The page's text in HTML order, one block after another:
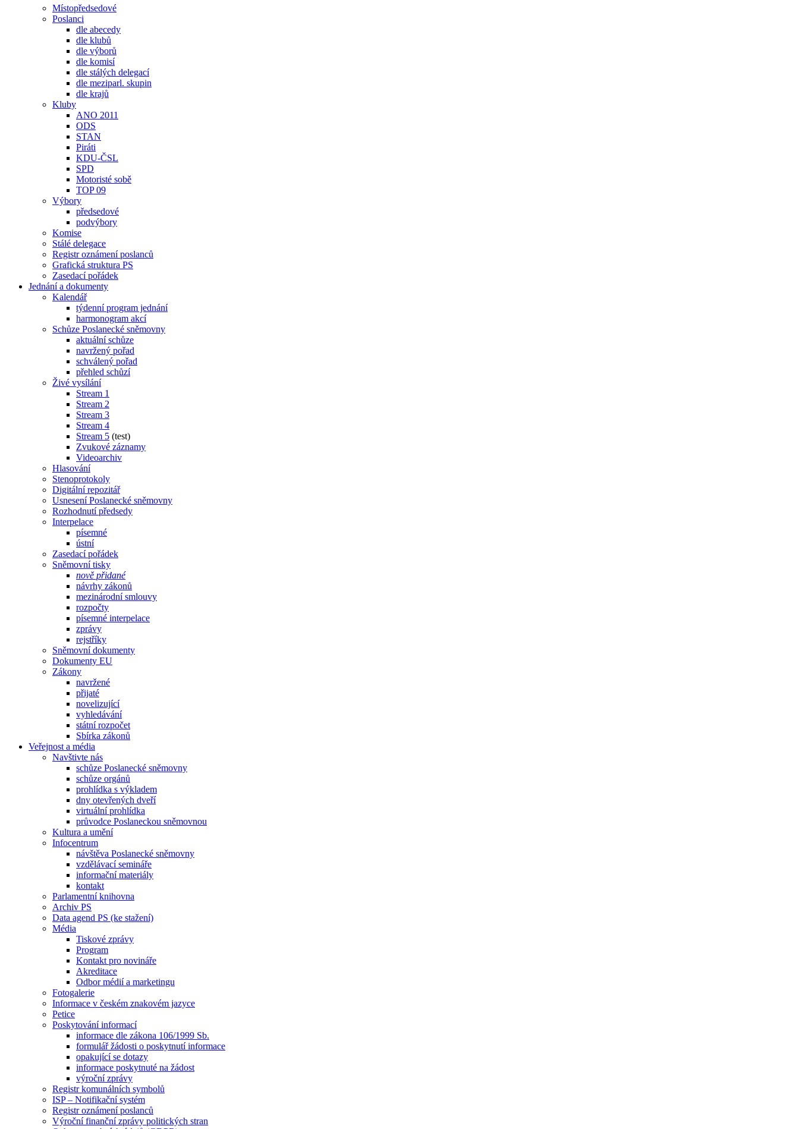
Místopředsedové
Poslanci
dle abecedy
dle klubů
dle výborů
dle komisí
dle stálých delegací
dle meziparl. skupin
dle krajů
Kluby
ANO 2011
ODS
STAN
Piráti
KDU-ČSL
SPD
Motoristé sobě
TOP 09
Výbory
předsedové
podvýbory
Komise
Stálé delegace
Registr oznámení poslanců
Grafická struktura PS
Zasedací pořádek
Jednání a dokumenty
Kalendář
týdenní program jednání
harmonogram akcí
Schůze Poslanecké sněmovny
aktuální schůze
navržený pořad
schválený pořad
přehled schůzí
Živé vysílání
Stream 1
Stream 2
Stream 3
Stream 4
Stream 5 (test)
Zvukové záznamy
Videoarchiv
Hlasování
Stenoprotokoly
Digitální repozitář
Usnesení Poslanecké sněmovny
Rozhodnutí předsedy
Interpelace
písemné
ústní
Zasedací pořádek
Sněmovní tisky
nově přidané
návrhy zákonů
mezinárodní smlouvy
rozpočty
písemné interpelace
zprávy
rejstříky
Sněmovní dokumenty
Dokumenty EU
Zákony
navržené
přijaté
novelizující
vyhledávání
státní rozpočet
Sbírka zákonů
Veřejnost a média
Navštivte nás
schůze Poslanecké sněmovny
schůze orgánů
prohlídka s výkladem
dny otevřených dveří
virtuální prohlídka
průvodce Poslaneckou sněmovnou
Kultura a umění
Infocentrum
návštěva Poslanecké sněmovny
vzdělávací semináře
informační materiály
kontakt
Parlamentní knihovna
Archiv PS
Data agend PS (ke stažení)
Média
Tiskové zprávy
Program
Kontakt pro novináře
Akreditace
Odbor médií a marketingu
Fotogalerie
Informace v českém znakovém jazyce
Petice
Poskytování informací
informace dle zákona 106/1999 Sb.
formulář žádosti o poskytnutí informace
opakující se dotazy
informace poskytnuté na žádost
výroční zprávy
Registr komunálních symbolů
ISP – Notifikační systém
Registr oznámení poslanců
Výroční finanční zprávy politických stran